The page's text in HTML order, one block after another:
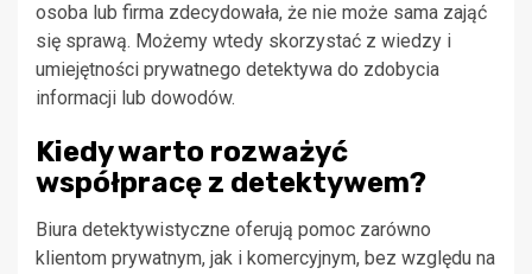
osoba lub firma zdecydowała, że nie może sama zająć
się sprawą. Możemy wtedy skorzystać z wiedzy i
umiejętności prywatnego detektywa do zdobycia
informacji lub dowodów.
Kiedy warto rozważyć
współpracę z detektywem?
Biura detektywistyczne oferują pomoc zarówno
klientom prywatnym, jak i komercyjnym, bez względu na